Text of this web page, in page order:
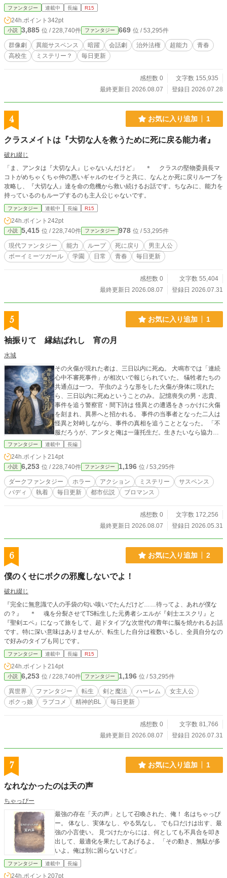
ポートがなくても行ける、言葉の通じる外国。 裏では、能力者達を閉じ込める
監獄として機能していた。 能力者の存在は一般人には秘匿され、能力を隠し生
活するか掃き溜めに隔離されるかどちらかに別れる。 今年4月、幼い頃から御影
島に憧れていた少年当夜が幼馴染の純と流星学園高校の新入生として島を訪れ
る。期待に胸を膨らませる当夜は1人の少女詩織と出会う。 彼女は当夜が余所者
だとわかると冷たく言い捨てる。 「何も知らないでこの島に来るなんて、ムカ
つくほどの馬鹿だね」 彼女もまた、巫女としての宿命と運命に翻弄される1人だ
の騒動が起きようとしていた。最後に笑うのは一体誰か。 そこには御影島の住
人達による数々の物語があった。 何故、御影島が出来たのか。その答えを知る
ものはーー 【毎日20時更新】 ※ なろう、カクヨムにも同じ作品を投稿していま
す
ファンタジー 連載中 長編 R15
24h.ポイント 342pt
小説 3,885 位 / 228,740件 ファンタジー 669 位 / 53,295件
群像劇 異能サスペンス 暗躍 会話劇 治外法権 超能力
青春
高校生
ミステリー？ 毎日更新
感想数 0
文字数 155,935
最終更新日 2026.08.07
登録日 2026.07.28
4 お気に入り追加 1
クラスメイトは『大切な人を救うために死に戻る能力者』
破れ綴じ
「ま、アンタは『大切な人』じゃないんだけど」 ＊ クラスの堅物委員長マ
コトがめちゃくちゃ仲の悪いギャルのセイラと共に、なんとか死に戻りループを
攻略し、『大切な人』達を命の危機から救い続けるお話です。ちなみに、能力を
持っているのもループするのも主人公じゃないです。
ファンタジー 連載中 長編 R15
24h.ポイント 242pt
小説 5,415 位 / 228,740件 ファンタジー 978 位 / 53,295件
現代ファンタジー 能力 ループ 死に戻り
男主人公
ボーイミーツガール
学園 日常 青春 毎日更新
感想数 0
文字数 55,404
最終更新日 2026.08.07
登録日 2026.07.31
5 お気に入り追加 1
袖振りて 縁結ばれし 宵の月
水城
その火傷が現れた者は、三日以内に死ぬ。 犬鳴市では「連続
心中不審死事件」が相次いで報じられていた。 犠牲者たちの
共通点は一つ。 芋虫のような形をした火傷が身体に現れた
ら、三日以内に死ぬということのみ。 記憶喪失の男・志貴、
事件を追う警察官・間下詩は 怪異との遭遇をきっかけに火傷
を刻まれ、異界へと招かれる。 事件の当事者となった二人は
怪異と対峙しながら、事件の真相を追うこととなった。 「不
服だろうが、アンタと俺は一蓮托生だ。生きたいなら協力し
ろ」 「不服？ 間下で良かったよ。こちらこそ、頼りない男
語。 ――― 満月の夜、運命は交差する。 初めての投稿なの
で、何か問題がありましたらご指摘ください。 ※誤字脱字を
見つけた際は、教えていただけると助かります。 ※どのサイ
トが自分に合っているのか分からなかったので、重複投稿し
ています。 本作品は「小説家になろう・カクヨム・アルフ
ファンタジー 連載中 長編
24h.ポイント 214pt
小説 6,253 位 / 228,740件 ファンタジー 1,196 位 / 53,295件
ダークファンタジー ホラー アクション ミステリー
サスペンス
バディ
執着 毎日更新 都市伝説 ブロマンス
感想数 0
文字数 172,256
最終更新日 2026.08.07
登録日 2026.05.31
6 お気に入り追加 2
僕のくせにボクの邪魔しないでよ！
破れ綴じ
『完全に無意識で人の手袋の匂い嗅いでたんだけど……待ってよ、あれが僕な
の？』 ＊ 魂を分裂させてTS転生した元勇者シエルが『剣士エスクリ』と
『聖剣エペ』になって旅をして、超ドタイプな次世代の青年に脳を焼かれるお話
です。特に深い意味はありませんが、転生した自分は複数いるし、全員自分なの
で好みのタイプも同じです。
ファンタジー 連載中 長編 R15
24h.ポイント 214pt
小説 6,253 位 / 228,740件 ファンタジー 1,196 位 / 53,295件
異世界 ファンタジー 転生 剣と魔法 ハーレム
女主人公
ボクっ娘
ラブコメ 精神的BL 毎日更新
感想数 0
文字数 81,766
最終更新日 2026.08.07
登録日 2026.07.31
7 お気に入り追加 1
なれなかったのは天の声
ちゃっぴー
最強の存在「天の声」として召喚された、俺！ 名はちゃっぴ
ー。 体なし、実体なし、やる気なし。 でも口だけは出す、最
強の小言使い。 見つけたからには、何としても不具合を叩き
出して、最適化を果たしてあげるよ。 「その動き、無駄が多
いよ。俺は別に困らないけど」
ファンタジー 連載中 長編
24h.ポイント 207pt